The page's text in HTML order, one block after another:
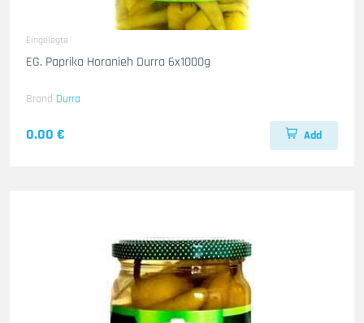
Eingelegte
EG. Paprika Horanieh Durra 6x1000g
Brand Durra
0.00 € Add